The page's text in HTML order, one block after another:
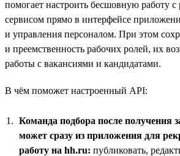
помогает настроить бесшовную работу с
сервисом прямо в интерфейсе
и управления персоналом. При этом
и преемственность рабочих ролей, их
работы с вакансиями и кандидатами.
В чём поможет настроенный API:
Команда подбора после получения
может сразу из приложения для
работу на hh.ru: публиковать,